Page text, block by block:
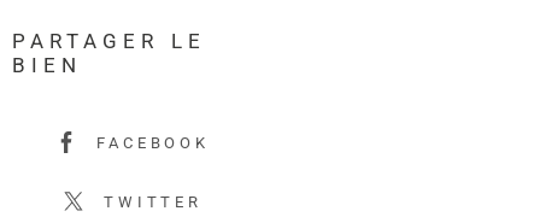
PARTAGER LE
BIEN
FACEBOOK
TWITTER